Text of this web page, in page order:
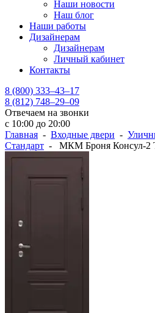
Наши новости
Наш блог
Наши работы
Дизайнерам
Дизайнерам
Личный кабинет
Контакты
8 (800) 333–43–17
8 (812) 748–29–09
Отвечаем на звонки
с 10:00 до 20:00
Главная - Входные двери -
Стандарт - МКМ Броня Консул-2